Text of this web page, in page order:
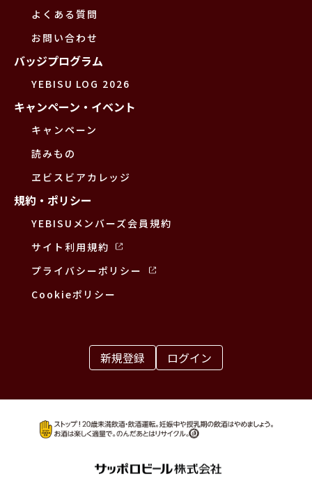
よくある質問
お問い合わせ
バッジプログラム
YEBISU LOG 2026
キャンペーン・イベント
キャンペーン
読みもの
ヱビスビアカレッジ
規約・ポリシー
YEBISUメンバーズ会員規約
サイト利用規約
プライバシーポリシー
Cookieポリシー
新規登録 ログイン